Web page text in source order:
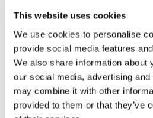
This website uses cookies
We use cookies to personalise
provide social media features
We also share information about
our social media, advertising
may combine it with other
provided to them or that they’ve
Da América do
histórias de
e saúde
30 de julho de 2026
Festival Re-
Florença, um